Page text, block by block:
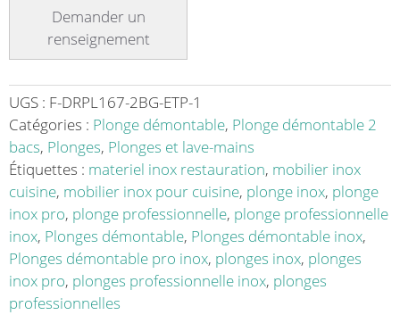
démontable
sur
pieds
avec
étagère
inox
ferritique
2
bacs
longueur
1600
mm
UGS : F-DRPL167-2BG-ETP-1
Catégories : Plonge démontable, Plonge démontable 2
bacs, Plonges, Plonges et lave-mains
Étiquettes : materiel inox restauration, mobilier inox
cuisine, mobilier inox pour cuisine, plonge inox, plonge
inox pro, plonge professionnelle, plonge professionnelle
inox, Plonges démontable, Plonges démontable inox,
Plonges démontable pro inox, plonges inox, plonges
inox pro, plonges professionnelle inox, plonges
professionnelles